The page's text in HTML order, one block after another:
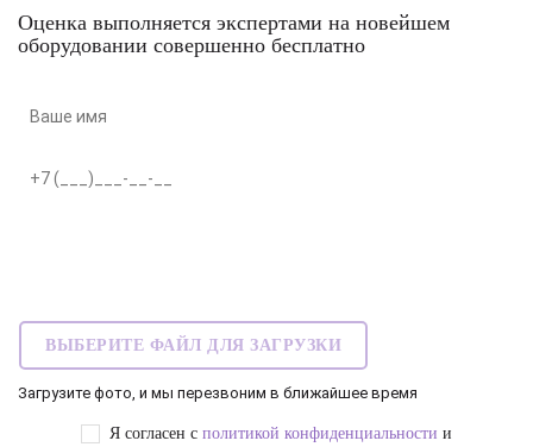
Оценка выполняется экспертами на новейшем
оборудовании совершенно бесплатно
ВЫБЕРИТЕ ФАЙЛ ДЛЯ ЗАГРУЗКИ
Загрузите фото, и мы перезвоним в ближайшее время
Я согласен с политикой конфиденциальности и